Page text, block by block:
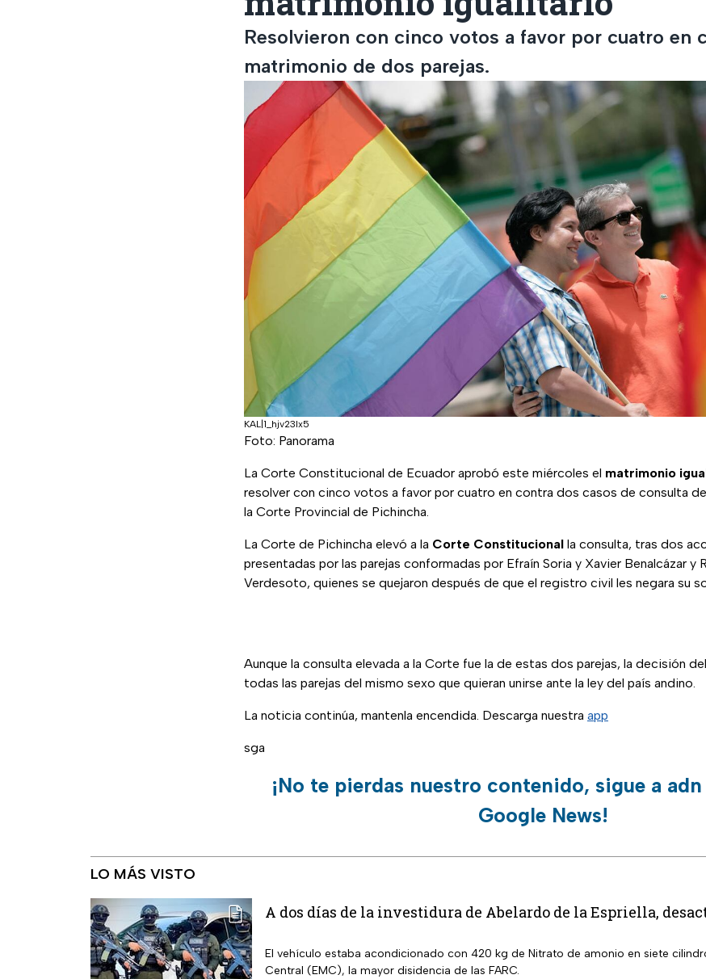
Resolvieron con cinco votos a favor por cuatro en
matrimonio de dos parejas.
KAL|1_hjv23lx5
Foto: Panorama
La Corte Constitucional de Ecuador aprobó este miércoles el matrimonio
resolver con cinco votos a favor por cuatro en contra dos casos de consulta
la Corte Provincial de Pichincha.
La Corte de Pichincha elevó a la Corte Constitucional la consulta, tras dos
presentadas por las parejas conformadas por Efraín Soria y Xavier Benalcázar y
Verdesoto, quienes se quejaron después de que el registro civil les negara su
Aunque la consulta elevada a la Corte fue la de estas dos parejas, la decisión
todas las parejas del mismo sexo que quieran unirse ante la ley del país andino.
La noticia continúa, mantenla encendida. Descarga nuestra app
sga
¡No te pierdas nuestro contenido, sigue a
Google News!
LO MÁS VISTO
A dos días de la investidura de Abelardo de la Espriella,
El vehículo estaba acondicionado con 420 kg de Nitrato de amonio en siete
Central (EMC), la mayor disidencia de las FARC.